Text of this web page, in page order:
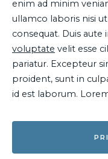
enim ad minim
ullamco laboris nisi
consequat. Duis
voluptate velit esse
pariatur. Excepteur
proident, sunt in
id est laborum.